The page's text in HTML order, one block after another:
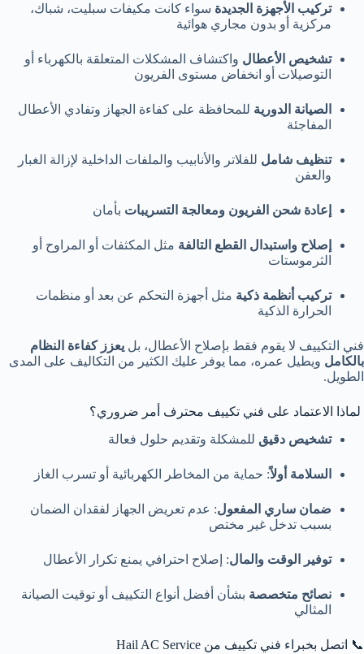
تركيب الأجهزة الجديدة سواء كانت مكيفات سبليت، شباك،
مركزية أو بدون مجاري هوائية
تشخيص الأعطال واكتشاف المشكلات المتعلقة بالكهرباء أو
التوصيلات أو انخفاض مستوى الفريون
الصيانة الدورية للمحافظة على كفاءة الجهاز وتفادي الأعطال
المفاجئة
تنظيف شامل للفلاتر والأنابيب والملفات الداخلية لإزالة الغبار
والعفن
إعادة شحن الفريون ومعالجة التسريبات بأمان
إصلاح واستبدال القطع التالفة مثل المكثفات أو المراوح أو
الثرموستات
تركيب أنظمة ذكية مثل أجهزة التحكم عن بعد أو منظمات
الحرارة الذكية
فني التكييف لا يقوم فقط بإصلاح الأعطال، بل يعزز كفاءة النظام
بالكامل ويطيل عمره، مما يوفر عليك الكثير من التكاليف على المدى
الطويل.
لماذا الاعتماد على فني تكييف محترف أمر ضروري؟
تشخيص دقيق للمشكلة وتقديم حلول فعالة
السلامة أولاً: حماية من المخاطر الكهربائية أو تسرب الغاز
ضمان ساري المفعول: عدم تعريض الجهاز لفقدان الضمان
بسبب تدخل غير مختص
توفير الوقت والمال: إصلاح احترافي يمنع تكرار الأعطال
نصائح متخصصة بشأن أفضل أنواع التكييف أو توقيت الصيانة
المثالي
📞 اتصل بخبراء فني تكييف من Hail AC Service